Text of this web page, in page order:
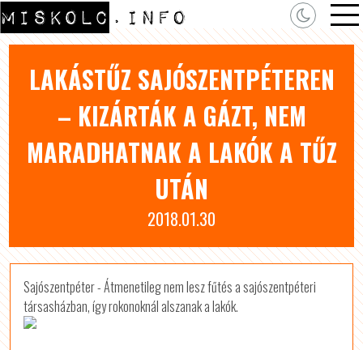
LAKÁSTŰZ SAJÓSZENTPÉTEREN
– KIZÁRTÁK A GÁZT, NEM
MARADHATNAK A LAKÓK A TŰZ
UTÁN
2018.01.30
Sajószentpéter - Átmenetileg nem lesz fűtés a sajószentpéteri
társasházban, így rokonoknál alszanak a lakók.